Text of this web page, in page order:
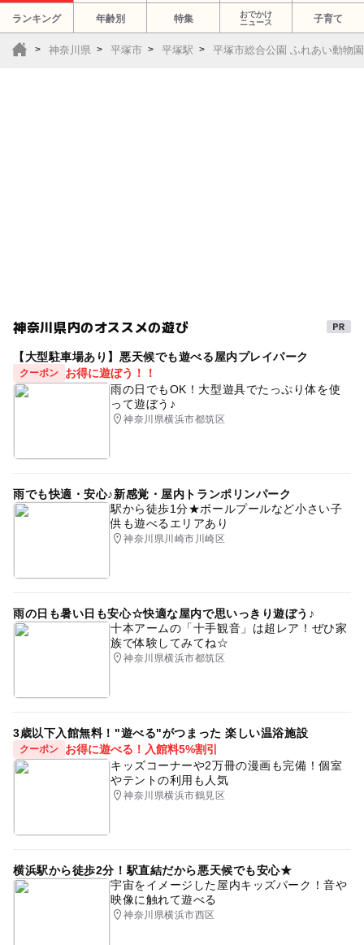
ランキング 年齢別 特集
おでかけ
ニュース
子育て
神奈川県 平塚市 平塚駅 平塚市総合公園 ふれあい動物園
神奈川県内のオススメの遊び
【大型駐車場あり】悪天候でも遊べる屋内プレイパーク
クーポン
お得に遊ぼう！！
雨の日でもOK！大型遊具でたっぷり体を使
って遊ぼう♪
神奈川県横浜市都筑区
雨でも快適・安心♪新感覚・屋内トランポリンパーク
駅から徒歩1分★ボールプールなど小さい子
供も遊べるエリアあり
神奈川県川崎市川崎区
雨の日も暑い日も安心☆快適な屋内で思いっきり遊ぼう♪
十本アームの「十手観音」は超レア！ぜひ家
族で体験してみてね☆
神奈川県横浜市都筑区
3歳以下入館無料！"遊べる"がつまった 楽しい温浴施設
クーポン
お得に遊べる！入館料5%割引
キッズコーナーや2万冊の漫画も完備！個室
やテントの利用も人気
神奈川県横浜市鶴見区
横浜駅から徒歩2分！駅直結だから悪天候でも安心★
宇宙をイメージした屋内キッズパーク！音や
映像に触れて遊べる
神奈川県横浜市西区